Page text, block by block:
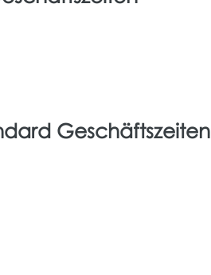
Geschäftszeiten